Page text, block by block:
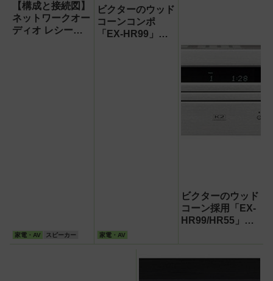
【構成と接続図】
ネットワークオー
ディオ レシーバ
家電・AV スピーカー
ビクターのウッド
コーンコンポ
「EX-HR99」を
家電・AV
ビクターのウッド
コーン採用「EX-
HR99/HR55」に
コンパクトコンポ